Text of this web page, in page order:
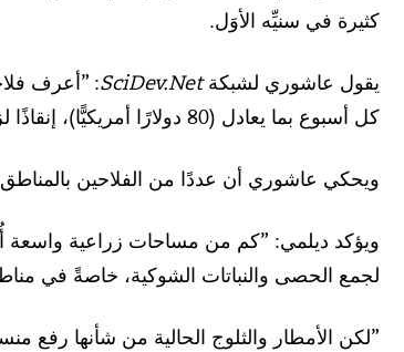
كثيرة في سنيِّه الأوَل.
يقول عاشوري لشبكةSciDev.Net
كل أسبوع بما يعادل (80 دولارًا أمريكيًّا)، إنقاذًا لزراعاتهم، خاصةً الأشجار المثمرة“.
ويحكي عاشوري أن عددًا من الفلاحين
ويؤكد ديلمي: ”كم من مساحات زراعية واسعة
لجمع الحصى والنباتات الشوكية، خاصةً في
”لكن الأمطار والثلوج الحالية من شأنها رفع